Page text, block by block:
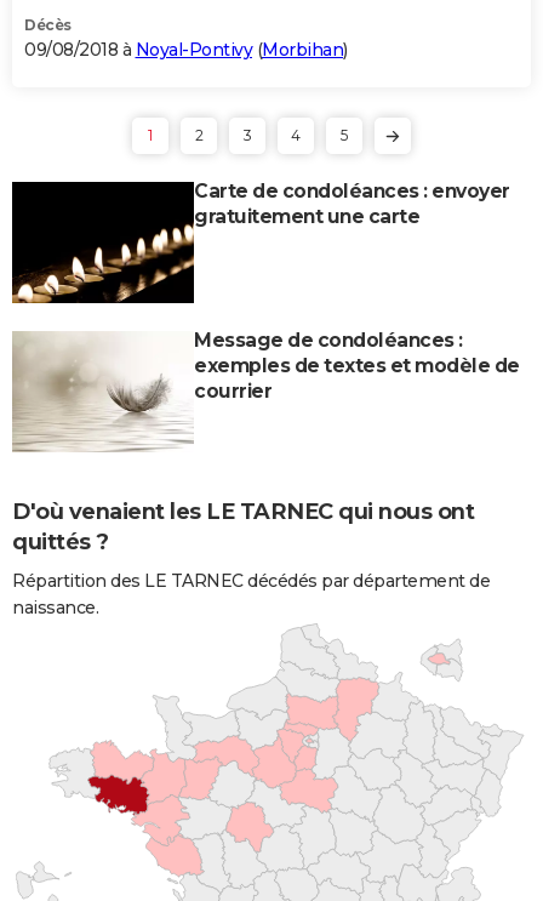
Décès
09/08/2018 à Noyal-Pontivy(Morbihan)
1 2 3 4 5
Carte de condoléances : envoyer
gratuitement une carte
Message de condoléances :
exemples de textes et modèle de
courrier
D'où venaient les LE TARNEC qui nous ont
quittés ?
Répartition des LE TARNEC décédés par département de
naissance.